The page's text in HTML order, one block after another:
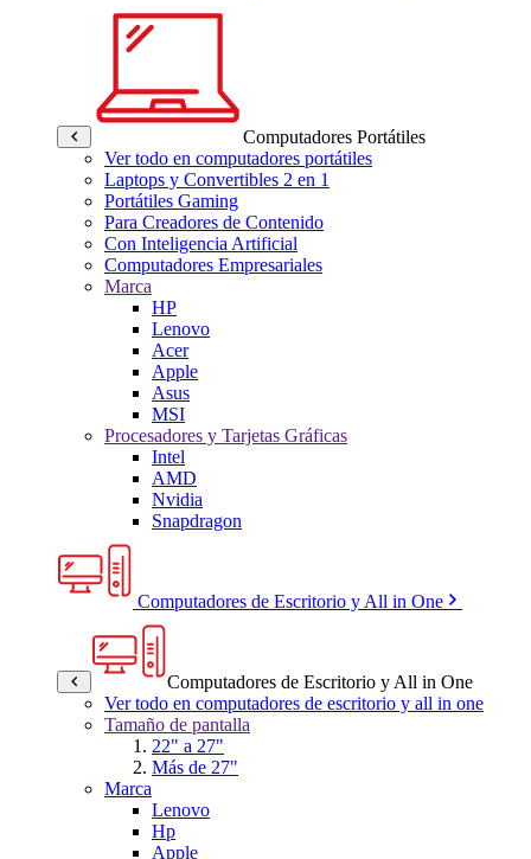
Computadores Portátiles
Ver todo en computadores portátiles
Laptops y Convertibles 2 en 1
Portátiles Gaming
Para Creadores de Contenido
Con Inteligencia Artificial
Computadores Empresariales
Marca
HP
Lenovo
Acer
Apple
Asus
MSI
Procesadores y Tarjetas Gráficas
Intel
AMD
Nvidia
Snapdragon
Computadores de Escritorio y All in One
Computadores de Escritorio y All in One
Ver todo en computadores de escritorio y all in one
Tamaño de pantalla
22" a 27"
Más de 27"
Marca
Lenovo
Hp
Apple